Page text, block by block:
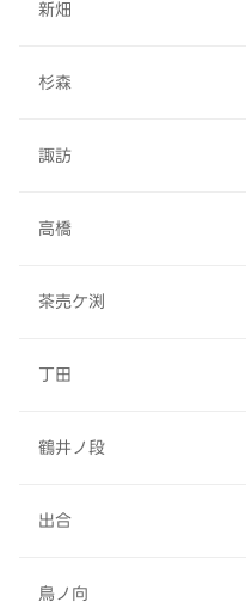
新畑
杉森
諏訪
高橋
茶売ケ渕
丁田
鶴井ノ段
出合
鳥ノ向